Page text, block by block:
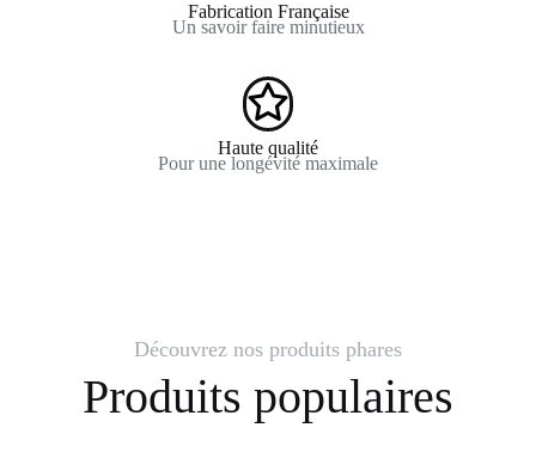
Fabrication Française
Un savoir faire minutieux
Haute qualité
Pour une longévité maximale
Découvrez nos produits phares
Produits populaires